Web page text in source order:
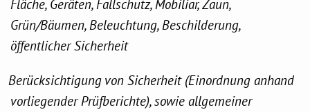
Fläche, Geräten, Fallschutz, Mobiliar, Zaun,
Grün/Bäumen, Beleuchtung, Beschilderung,
öffentlicher Sicherheit
Berücksichtigung von Sicherheit (Einordnung anhand
vorliegender Prüfberichte), sowie allgemeiner